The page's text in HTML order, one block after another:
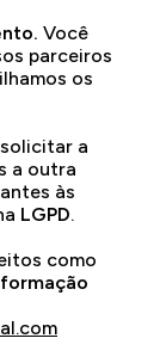
Você
parceiros
os
a
a outra
às
LGPD.
como